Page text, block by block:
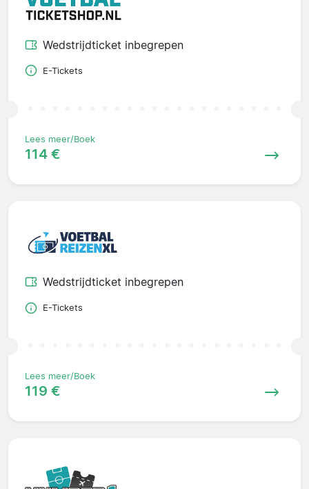
Wedstrijdticket inbegrepen
E-Tickets
Lees meer/Boek
114 €
Wedstrijdticket inbegrepen
E-Tickets
Lees meer/Boek
119 €